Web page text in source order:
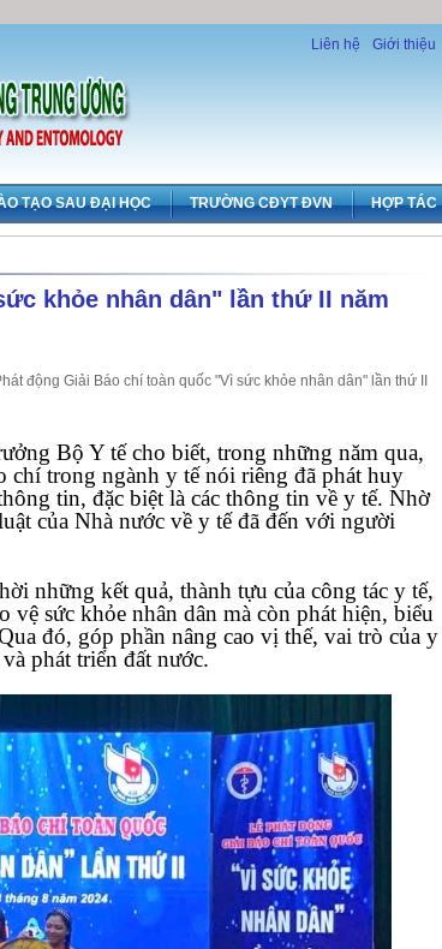
Liên hệ Giới thiệu
TẠO SAU ĐẠI HỌC TRƯỜNG CĐYT ĐVN HỢP TÁC
khỏe nhân dân" lần thứ II năm
động Giải Báo chí toàn quốc "Vì sức khỏe nhân dân" lần thứ II
Bộ Y tế cho biết, trong những năm qua,
chí trong ngành y tế nói riêng đã phát huy
tin, đặc biệt là các thông tin về y tế. Nhờ
của Nhà nước về y tế đã đến với người
những kết quả, thành tựu của công tác y tế,
sức khỏe nhân dân mà còn phát hiện, biểu
đó, góp phần nâng cao vị thế, vai trò của y
phát triển đất nước.